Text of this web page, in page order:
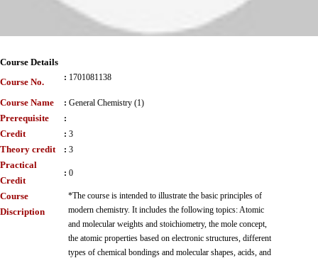
Course Details
Course No.
: 1701081138
Course Name : General Chemistry (1)
Prerequisite :
Credit : 3
Theory credit : 3
Practical
Credit
: 0
Course
Discription
*The course is intended to illustrate the basic principles of
modern chemistry. It includes the following topics: Atomic
and molecular weights and stoichiometry, the mole concept,
the atomic properties based on electronic structures, different
types of chemical bondings and molecular shapes, acids, and